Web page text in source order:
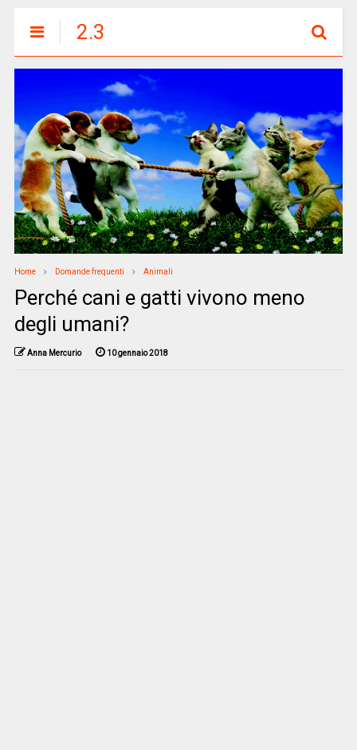
2.3
Home Domande frequenti Animali
Perché cani e gatti vivono meno
degli umani?
Anna Mercurio 10 gennaio 2018